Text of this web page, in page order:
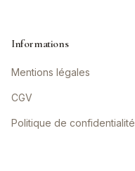
Informations
Mentions légales
CGV
Politique de confidentialité